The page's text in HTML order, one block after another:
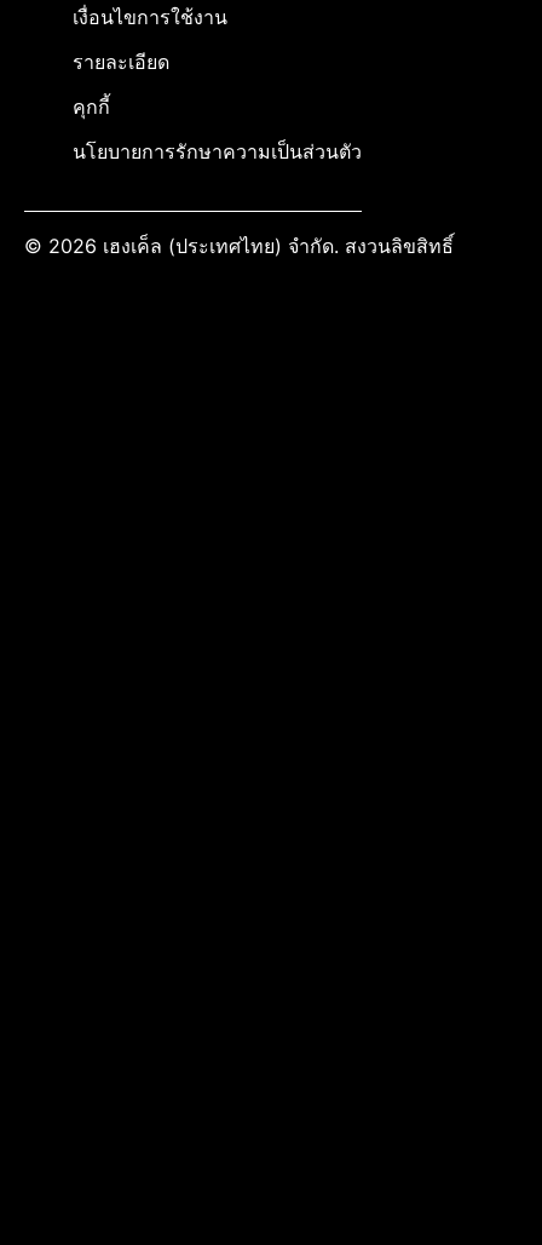
เงื่อนไขการใช้งาน
รายละเอียด
คุกกี้
นโยบายการรักษาความเป็นส่วนตัว
© 2026 เฮงเค็ล (ประเทศไทย) จำกัด. สงวนลิขสิทธิ์